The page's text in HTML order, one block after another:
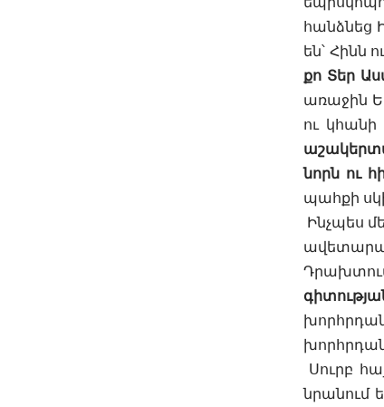
հանձնեց
են՝ Հինն
քո Տեր
առաջին
ու կհանի
նորն ու
պահքի
Ինչպես
Սուրբ
նրանում